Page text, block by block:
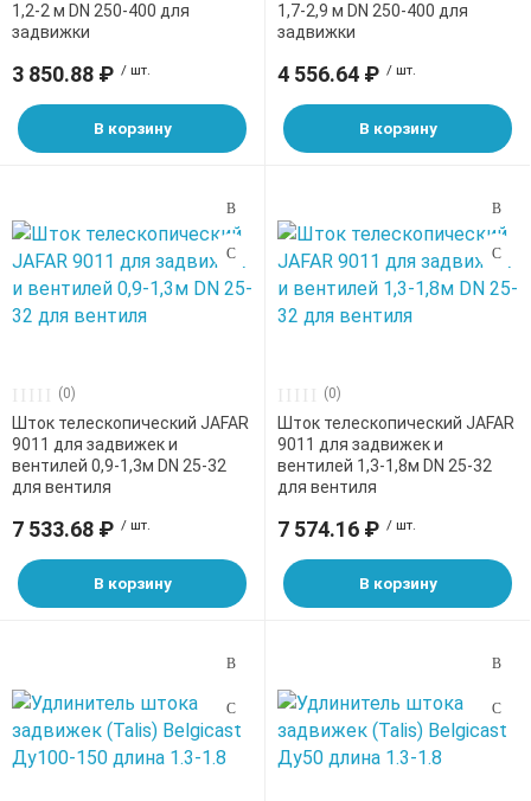
1,2-2 м DN 250-400 для
задвижки
3 850.88 ₽ / шт.
В корзину
1,7-2,9 м DN 250-400 для
задвижки
4 556.64 ₽ / шт.
В корзину
(0)
Шток телескопический JAFAR
9011 для задвижек и
вентилей 0,9-1,3м DN 25-32
для вентиля
7 533.68 ₽ / шт.
В корзину
(0)
Шток телескопический JAFAR
9011 для задвижек и
вентилей 1,3-1,8м DN 25-32
для вентиля
7 574.16 ₽ / шт.
В корзину